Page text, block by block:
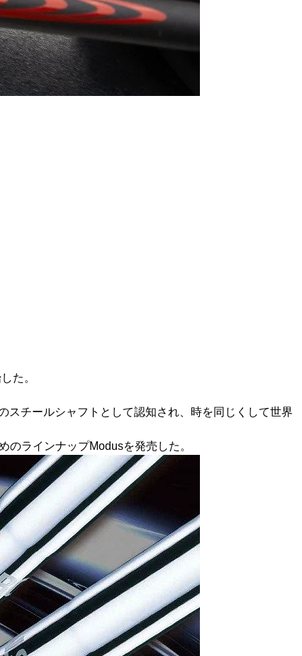
た。
スチールシャフトとして認知され、時を同じくして世界
ラインナップModusを発売した。